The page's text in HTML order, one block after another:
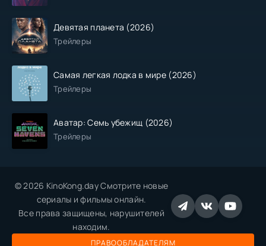
Девятая планета (2026)
Трейлеры
Самая легкая лодка в мире (2026)
Трейлеры
Аватар: Семь убежищ (2026)
Трейлеры
© 2026 KinoKong.day Смотрите новые
сериалы и фильмы онлайн.
Все права защищены, нарушителей
находим.
ПРАВООБЛАДАТЕЛЯМ